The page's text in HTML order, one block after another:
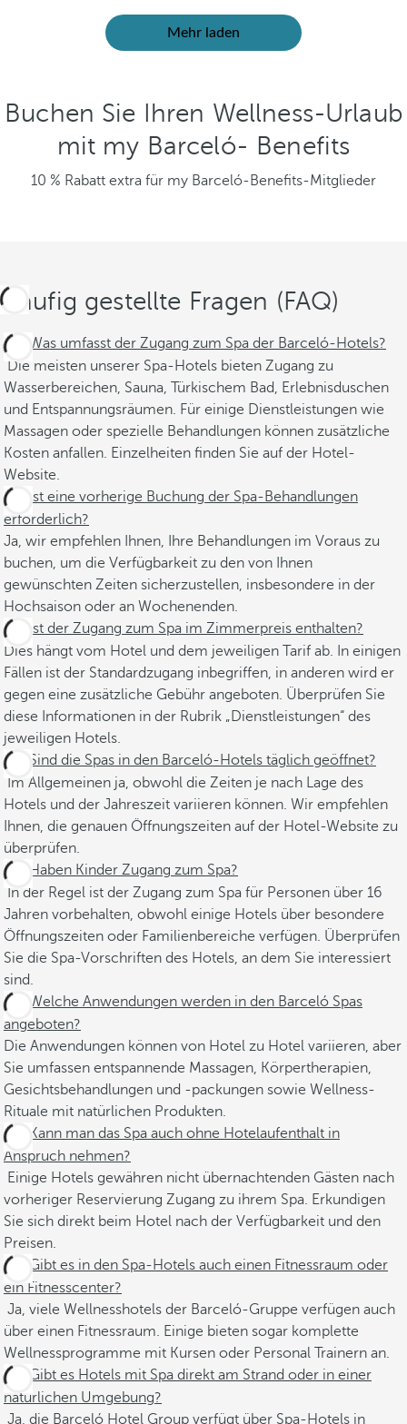
Mehr laden
Buchen Sie Ihren Wellness-Urlaub
mit my Barceló- Benefits
10 % Rabatt extra für my Barceló-Benefits-Mitglieder
Häufig gestellte Fragen (FAQ)
Was umfasst der Zugang zum Spa der Barceló-Hotels?
Die meisten unserer Spa-Hotels bieten Zugang zu
Wasserbereichen, Sauna, Türkischem Bad, Erlebnisduschen
und Entspannungsräumen. Für einige Dienstleistungen wie
Massagen oder spezielle Behandlungen können zusätzliche
Kosten anfallen. Einzelheiten finden Sie auf der Hotel-
Website.
Ist eine vorherige Buchung der Spa-Behandlungen
erforderlich?
Ja, wir empfehlen Ihnen, Ihre Behandlungen im Voraus zu
buchen, um die Verfügbarkeit zu den von Ihnen
gewünschten Zeiten sicherzustellen, insbesondere in der
Hochsaison oder an Wochenenden.
Ist der Zugang zum Spa im Zimmerpreis enthalten?
Dies hängt vom Hotel und dem jeweiligen Tarif ab. In einigen
Fällen ist der Standardzugang inbegriffen, in anderen wird er
gegen eine zusätzliche Gebühr angeboten. Überprüfen Sie
diese Informationen in der Rubrik „Dienstleistungen“ des
jeweiligen Hotels.
Sind die Spas in den Barceló-Hotels täglich geöffnet?
Im Allgemeinen ja, obwohl die Zeiten je nach Lage des
Hotels und der Jahreszeit variieren können. Wir empfehlen
Ihnen, die genauen Öffnungszeiten auf der Hotel-Website zu
überprüfen.
Haben Kinder Zugang zum Spa?
In der Regel ist der Zugang zum Spa für Personen über 16
Jahren vorbehalten, obwohl einige Hotels über besondere
Öffnungszeiten oder Familienbereiche verfügen. Überprüfen
Sie die Spa-Vorschriften des Hotels, an dem Sie interessiert
sind.
Welche Anwendungen werden in den Barceló Spas
angeboten?
Die Anwendungen können von Hotel zu Hotel variieren, aber
Sie umfassen entspannende Massagen, Körpertherapien,
Gesichtsbehandlungen und -packungen sowie Wellness-
Rituale mit natürlichen Produkten.
Kann man das Spa auch ohne Hotelaufenthalt in
Anspruch nehmen?
Einige Hotels gewähren nicht übernachtenden Gästen nach
vorheriger Reservierung Zugang zu ihrem Spa. Erkundigen
Sie sich direkt beim Hotel nach der Verfügbarkeit und den
Preisen.
Gibt es in den Spa-Hotels auch einen Fitnessraum oder
ein Fitnesscenter?
Ja, viele Wellnesshotels der Barceló-Gruppe verfügen auch
über einen Fitnessraum. Einige bieten sogar komplette
Wellnessprogramme mit Kursen oder Personal Trainern an.
Gibt es Hotels mit Spa direkt am Strand oder in einer
natürlichen Umgebung?
Ja, die Barceló Hotel Group verfügt über Spa-Hotels in